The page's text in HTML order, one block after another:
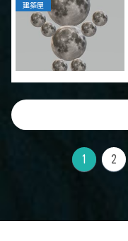
建築屋
1 2